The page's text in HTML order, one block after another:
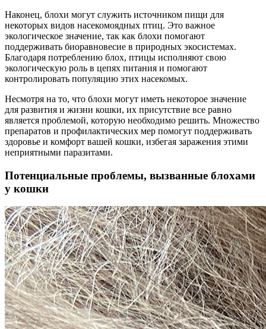
Наконец, блохи могут служить источником пищи для
некоторых видов насекомоядных птиц. Это важное
экологическое значение, так как блохи помогают
поддерживать биоравновесие в природных экосистемах.
Благодаря потреблению блох, птицы исполняют свою
экологическую роль в цепях питания и помогают
контролировать популяцию этих насекомых.
Несмотря на то, что блохи могут иметь некоторое значение
для развития и жизни кошки, их присутствие все равно
является проблемой, которую необходимо решить. Множество
препаратов и профилактических мер помогут поддерживать
здоровье и комфорт вашей кошки, избегая заражения этими
неприятными паразитами.
Потенциальные проблемы, вызванные блохами
у кошки